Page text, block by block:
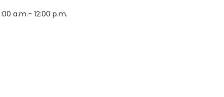
a.m.- 12:00 p.m.